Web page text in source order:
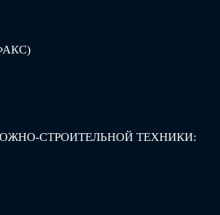
СТРОИТЕЛЬНОЙ ТЕХНИКИ: